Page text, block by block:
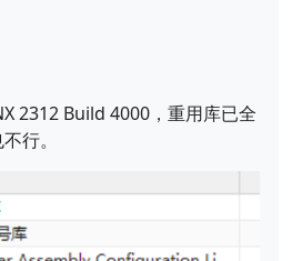
2312 Build 4000，重用库已全
行。